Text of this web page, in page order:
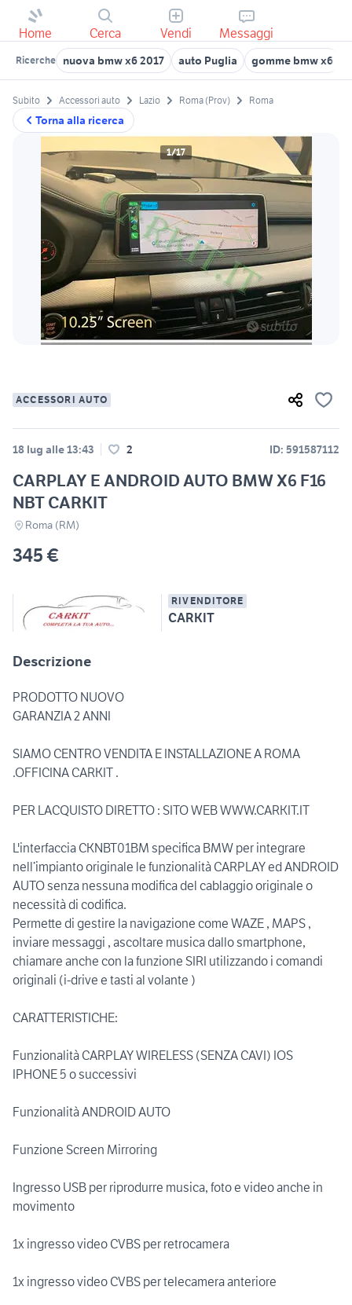
Home Cerca Vendi Messaggi
Ricerche nuova bmw x6 2017 auto Puglia gomme bmw x6
Torna alla ricerca
Subito Accessori auto Lazio Roma (Prov) Roma
1/17
ACCESSORI AUTO
18 lug alle 13:43 2 ID: 591587112
CARPLAY E ANDROID AUTO BMW X6 F16
NBT CARKIT
Roma (RM)
345 €
RIVENDITORE
CARKIT
Descrizione
PRODOTTO NUOVO
GARANZIA 2 ANNI
SIAMO CENTRO VENDITA E INSTALLAZIONE A ROMA
.OFFICINA CARKIT .
PER LACQUISTO DIRETTO : SITO WEB WWW.CARKIT.IT
L'interfaccia CKNBT01BM specifica BMW per integrare
nell’impianto originale le funzionalità CARPLAY ed ANDROID
AUTO senza nessuna modifica del cablaggio originale o
necessità di codifica.
Permette di gestire la navigazione come WAZE , MAPS ,
inviare messaggi , ascoltare musica dallo smartphone,
chiamare anche con la funzione SIRI utilizzando i comandi
originali (i-drive e tasti al volante )
CARATTERISTICHE:
Funzionalità CARPLAY WIRELESS (SENZA CAVI) IOS
IPHONE 5 o successivi
Funzionalità ANDROID AUTO
Funzione Screen Mirroring
Ingresso USB per riprodurre musica, foto e video anche in
movimento
1x ingresso video CVBS per retrocamera
1x ingresso video CVBS per telecamera anteriore